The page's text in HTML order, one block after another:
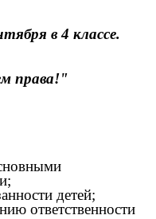
в 4 классе.
права!"
детей;
ответственности